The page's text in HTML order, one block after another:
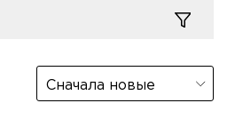
Сначала новые